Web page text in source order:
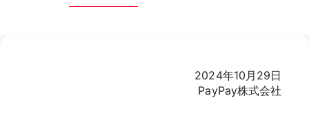
2024年10月29日
PayPay株式会社